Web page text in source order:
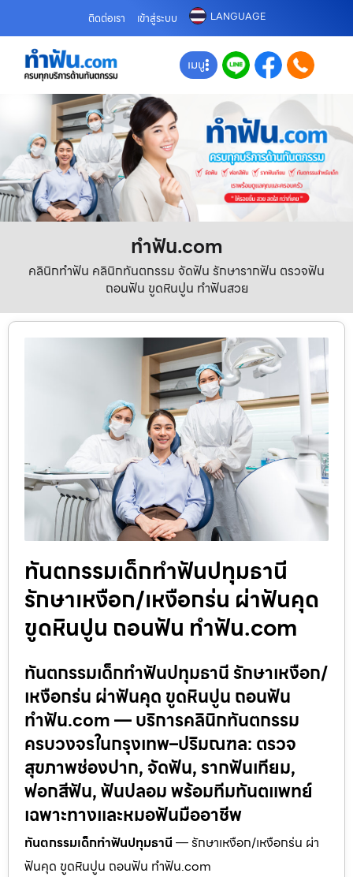
ติดต่อเรา เข้าสู่ระบบ LANGUAGE
เมนู
ทําฟัน.com
คลินิกทำฟัน คลินิกทันตกรรม จัดฟัน รักษารากฟัน ตรวจฟัน
ถอนฟัน ขูดหินปูน ทำฟันสวย
ทันตกรรมเด็กทำฟันปทุมธานี
รักษาเหงือก/เหงือกร่น ผ่าฟันคุด
ขูดหินปูน ถอนฟัน ทำฟัน.com
ทันตกรรมเด็กทำฟันปทุมธานี รักษาเหงือก/
เหงือกร่น ผ่าฟันคุด ขูดหินปูน ถอนฟัน
ทำฟัน.com — บริการคลินิกทันตกรรม
ครบวงจรในกรุงเทพ–ปริมณฑล: ตรวจ
สุขภาพช่องปาก, จัดฟัน, รากฟันเทียม,
ฟอกสีฟัน, ฟันปลอม พร้อมทีมทันตแพทย์
เฉพาะทางและหมอฟันมืออาชีพ
ทันตกรรมเด็กทำฟันปทุมธานี — รักษาเหงือก/เหงือกร่น ผ่า
ฟันคุด ขูดหินปูน ถอนฟัน ทำฟัน.com